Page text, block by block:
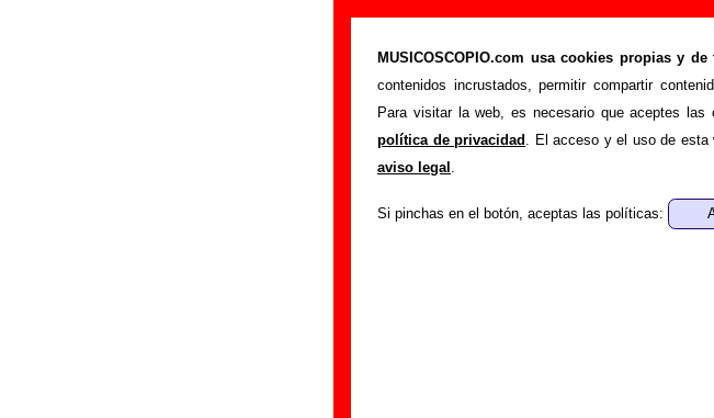
MUSICOSCOPIO.com usa cookies propias y de
contenidos incrustados, permitir compartir
Para visitar la web, es necesario que aceptes
política de privacidad . El acceso y el uso de esta
aviso legal .
Si pinchas en el botón, aceptas las políticas:
“El espíritu de la Navidad” (CD
Portada >Los Planetas >Discografía >El
Esta página pretende recopilar todo tipo de
interpretado porLos Planetas. Además del
mostrarán en esta página otros tipos de
colaboradores y responsables de la